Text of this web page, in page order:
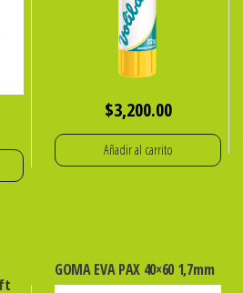
$3,200.00
Añadir al carrito
GOMA EVA PAX 40×60 1,7mm